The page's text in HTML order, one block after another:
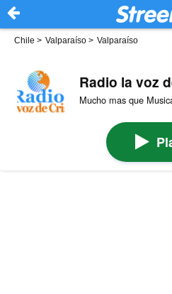
Chile > Valparaíso > Valparaíso
Radio la voz
Mucho mas que